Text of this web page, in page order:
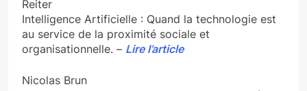
Reiter
Intelligence Artificielle : Quand la technologie est
au service de la proximité sociale et
organisationnelle. – Lire l’article
Nicolas Brun